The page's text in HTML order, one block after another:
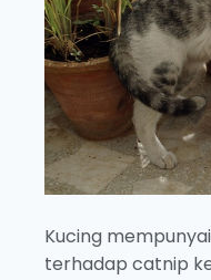
Kucing
terhadap catnip